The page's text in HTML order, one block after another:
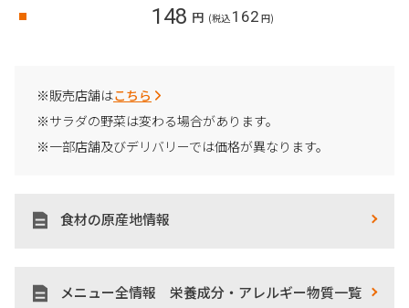
148 円 (税込 162 円)
※販売店舗はこちら
※サラダの野菜は変わる場合があります。
※一部店舗及びデリバリーでは価格が異なります。
食材の原産地情報
メニュー全情報 栄養成分・アレルギー物質一覧